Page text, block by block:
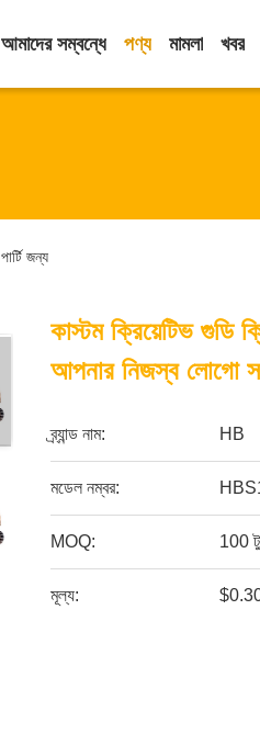
আমাদের সম্বন্ধে পণ্য মামলা খবর
জন্য
কাস্টম ক্রিয়েটিভ গুডি
আপনার নিজস্ব লোগো
ব্র্যান্ড নাম: HB
মডেল নম্বর:
MOQ: 100
মূল্য: